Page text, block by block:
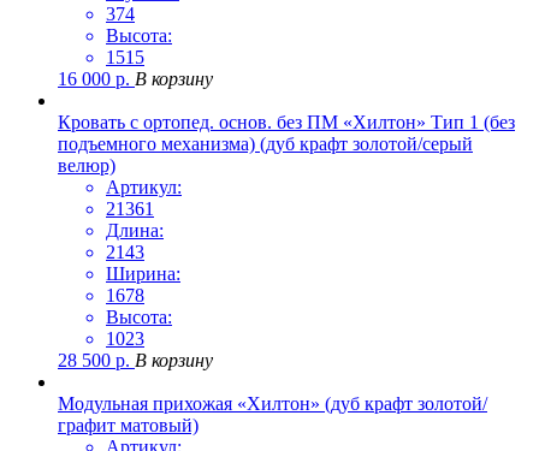
374
Высота:
1515
16 000 р. В корзину
Кровать с ортопед. основ. без ПМ «Хилтон» Тип 1 (без
подъемного механизма) (дуб крафт золотой/серый
велюр)
Артикул:
21361
Длина:
2143
Ширина:
1678
Высота:
1023
28 500 р. В корзину
Модульная прихожая «Хилтон» (дуб крафт золотой/
графит матовый)
Артикул: